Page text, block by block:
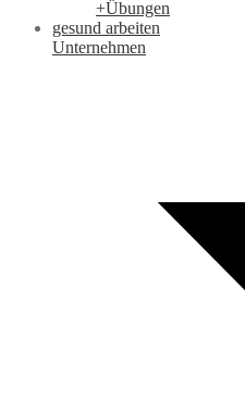
+Übungen
gesund arbeiten
Unternehmen